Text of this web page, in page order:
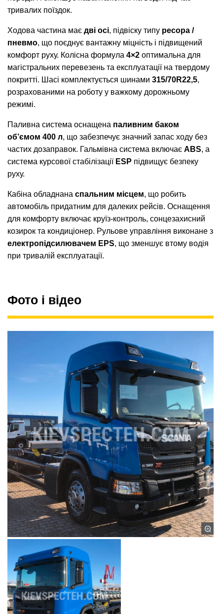
тривалих поїздок.
Ходова частина має дві осі, підвіску типу ресора /
пневмо, що поєднує вантажну міцність і підвищений
комфорт руху. Колісна формула 4×2 оптимальна для
магістральних перевезень та експлуатації на твердому
покритті. Шасі комплектується шинами 315/70R22,5,
розрахованими на роботу у важкому дорожньому
режимі.
Паливна система оснащена паливним баком
об’ємом 400 л, що забезпечує значний запас ходу без
частих дозаправок. Гальмівна система включає ABS, а
система курсової стабілізації ESP підвищує безпеку
руху.
Кабіна обладнана спальним місцем, що робить
автомобіль придатним для далеких рейсів. Оснащення
для комфорту включає круїз-контроль, сонцезахисний
козирок та кондиціонер. Рульове управління виконане з
електропідсилювачем EPS, що зменшує втому водія
при тривалій експлуатації.
Фото і відео